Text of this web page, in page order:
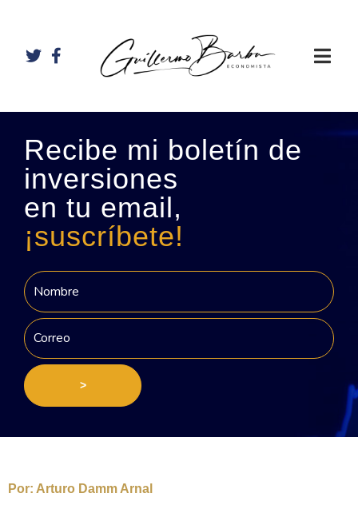
Recibe mi boletín de
inversiones
en tu email,
¡suscríbete!
>
Por: Arturo Damm Arnal